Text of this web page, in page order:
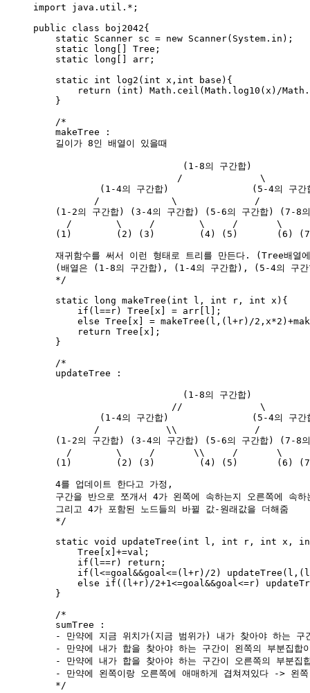
import java.util. * ;
public
class boj2042{
static
Scanner sc = new Scanner( System . in ) ;
static
long [] Tree ;
static
long [] arr ;
static
int log2 ( int x , int base ) {
return ( int ) Math . ceil (Math . log10 ( x ) /Math .
}
/*
makeTree :
길이가 8인 배열이 있을때
(1-8의 구간합)
/              \
(1-4의 구간합)               (5-4의 구간
/             \              /
(1-2의 구간합) (3-4의 구간합) (5-6의 구간합) (7-8
/        \     /        \     /       \
(1)        (2) (3)        (4) (5)       (6)
재귀함수를 써서 이런 형태로 트리를 만든다. (Tree배열
(배열은 (1-8의 구간합), (1-4의 구간합), (5-4의 구
*/
static
long makeTree ( int l , int r , int x ) {
if (l ==r) Tree [x] = arr[l];
else Tree [x] = makeTree ( l,(l +r) /2 ,x*2 ) +
return Tree [x];
}
/*
updateTree :
(1-8의 구간합)
//              \
(1-4의 구간합)               (5-4의 구간
/            \\              /
(1-2의 구간합) (3-4의 구간합) (5-6의 구간합) (7-8
/        \     /       \\     /       \
(1)        (2) (3)        (4) (5)       (6)
4를 업데이트 한다고 가정,
구간을 반으로 쪼개서 4가 왼쪽에 속하는지 오른쪽에 속
그리고 4가 포함된 노드들의 바뀔 값-원래값을 더해줌
*/
static void updateTree ( int l , int r , int x ,
Tree [x] +=val;
if (l ==r) return ;
if (l <=goal &&goal <=(l +r) /2 ) updateTree ( l,(l
else
if ((l +r) /2+1 <=goal &&goal <=r)
}
/*
sumTree :
- 만약에 지금 위치가(지금 범위가) 내가 찾아야 하는 구
- 만약에 내가 합을 찾아야 하는 구간이 왼쪽의 부분집합
- 만약에 내가 합을 찾아야 하는 구간이 오른쪽의 부분집
- 만약에 왼쪽이랑 오른쪽에 애매하게 겹쳐져있다 -> 왼
*/